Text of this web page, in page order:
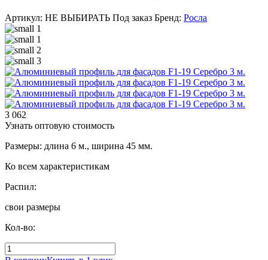
Артикул: НЕ ВЫБИРАТЬ Под заказ Бренд: Росла
3 062
Узнать оптовую стоимость
Размеры: длина 6 м., ширина 45 мм.
Ко всем характеристикам
Распил:
свои размеры
Кол-во: